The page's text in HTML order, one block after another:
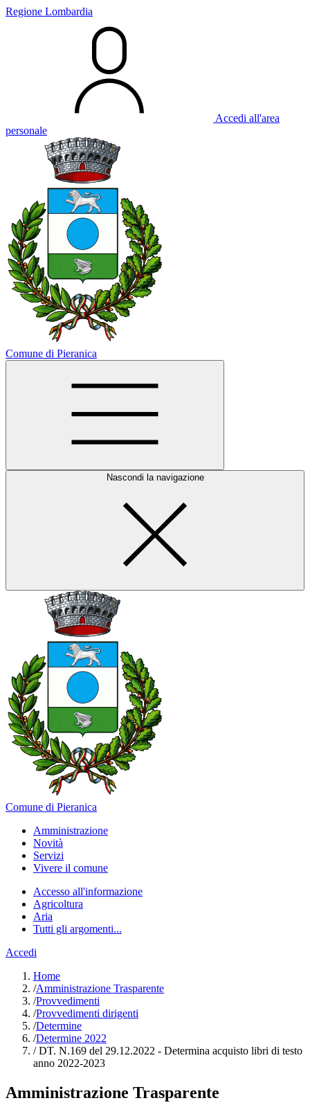
Regione Lombardia
Accedi all'area
personale
Comune di Pieranica
Nascondi la navigazione
Comune di Pieranica
Amministrazione
Novità
Servizi
Vivere il comune
Accesso all'informazione
Agricoltura
Aria
Tutti gli argomenti...
Accedi
Home
/Amministrazione Trasparente
/Provvedimenti
/Provvedimenti dirigenti
/Determine
/Determine 2022
/DT. N.169 del 29.12.2022 - Determina acquisto libri di testo
anno 2022-2023
Amministrazione Trasparente